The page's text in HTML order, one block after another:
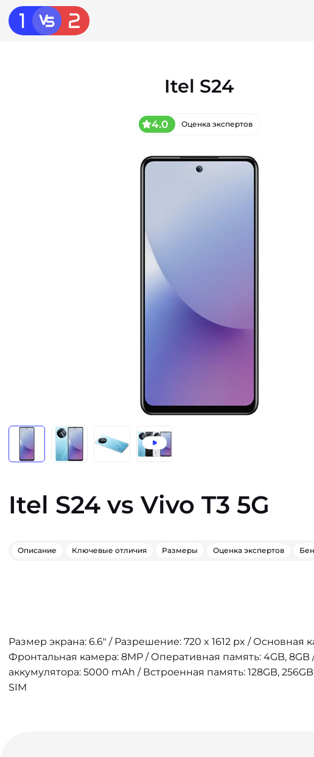
Itel S24
4.0 Оценка экспертов
Itel S24 vs Vivo T3 5G
Описание Ключевые отличия Размеры Оценка экспертов
Размер экрана: 6.6" / Разрешение: 720 x 1612 px / Основная
Фронтальная камера: 8MP / Оперативная память: 4GB, 8GB
аккумулятора: 5000 mAh / Встроенная память: 128GB,
SIM